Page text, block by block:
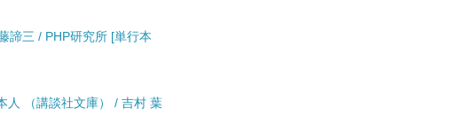
諦三 / PHP研究所 [単行本
人 （講談社文庫） / 吉村 葉